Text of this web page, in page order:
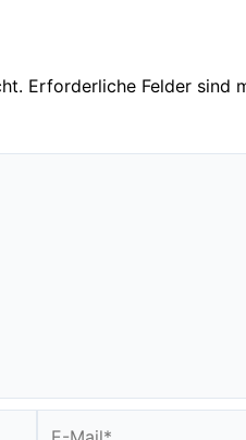
Erforderliche Felder sind